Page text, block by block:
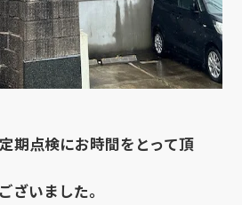
期点検にお時間をとって頂
ざいました。